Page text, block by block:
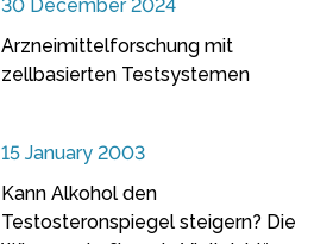
30 December 2024
Arzneimittelforschung mit
zellbasierten Testsystemen
15 January 2003
Kann Alkohol den
Testosteronspiegel steigern? Die